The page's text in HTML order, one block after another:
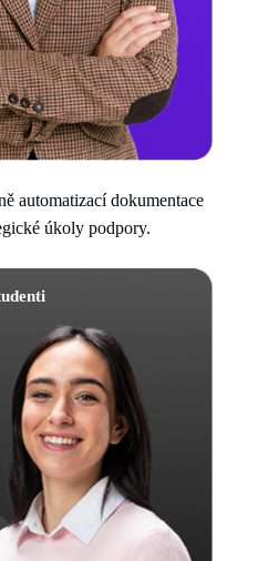
automatizací dokumentace
úkoly podpory.